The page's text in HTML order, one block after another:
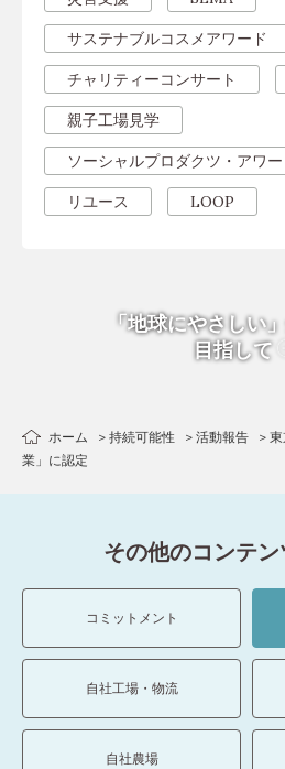
サステナブルコスメアワード
チャリティーコンサート
親子工場見学
ソーシャルプロダクツ・アワー
リユース LOOP
「地球にやさしい
目指して
ホーム 持続可能性 活動報告
業」に認定
その他のコンテ
コミットメント
自社工場・物流
自社農場